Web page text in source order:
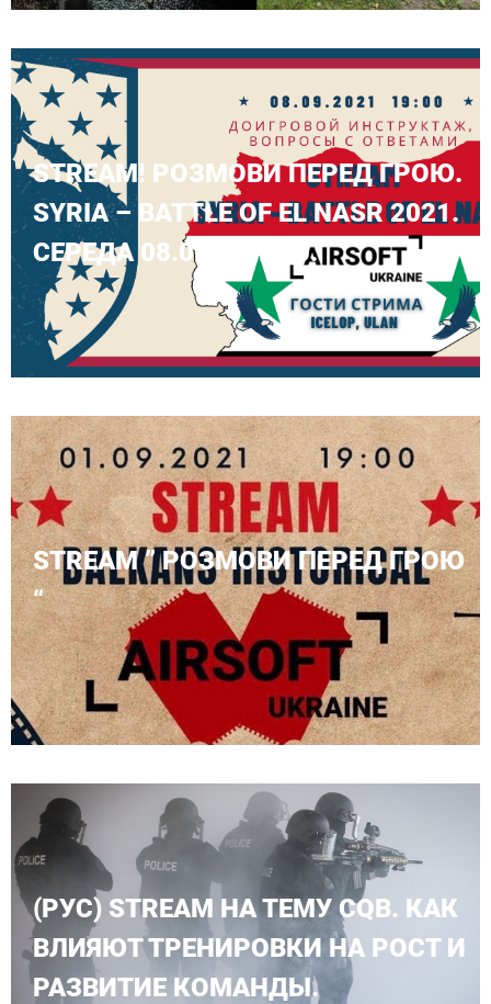
STREAM! РОЗМОВИ ПЕРЕД ГРОЮ.
SYRIA – BATTLE OF EL NASR 2021.
СЕРЕДА 08.09 О 19:00.
STREAM ” РОЗМОВИ ПЕРЕД ГРОЮ
“
(РУС) STREAM НА ТЕМУ CQB. КАК
ВЛИЯЮТ ТРЕНИРОВКИ НА РОСТ И
РАЗВИТИЕ КОМАНДЫ.